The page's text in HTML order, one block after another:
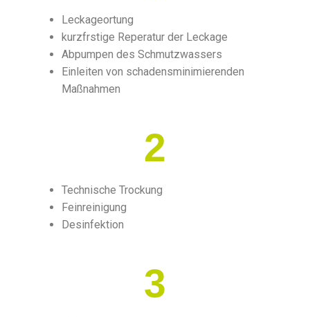
Leckageortung
kurzfrstige Reperatur der Leckage
Abpumpen des Schmutzwassers
Einleiten von schadensminimierenden
Maßnahmen
2
Technische Trockung
Feinreinigung
Desinfektion
3